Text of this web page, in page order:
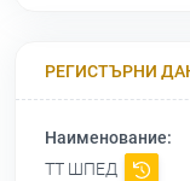
РЕГИСТЪРНИ
Наименование:
ТТ ШПЕД